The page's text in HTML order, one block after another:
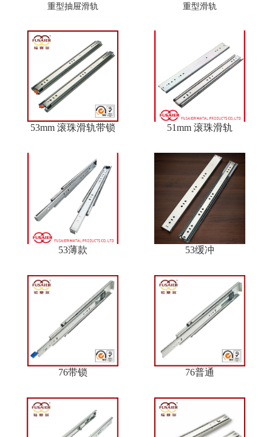
重型抽屉滑轨 重型滑轨
53mm 滚珠滑轨带锁 51mm 滚珠滑轨
53薄款 53缓冲
76带锁 76普通